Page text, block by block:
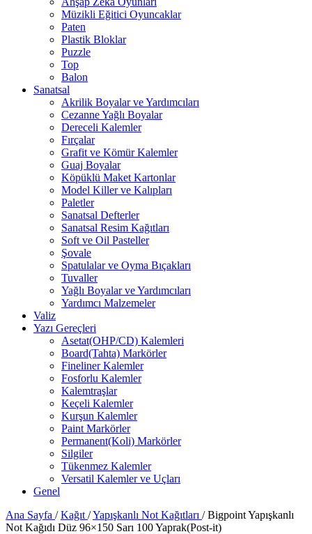
Müzikli Eğitici Oyuncaklar
Paten
Plastik Bloklar
Puzzle
Top
Balon
Sanatsal
Akrilik Boyalar ve Yardımcıları
Cezanne Yağlı Boyalar
Dereceli Kalemler
Fırçalar
Grafit ve Kömür Kalemler
Guaj Boyalar
Köpüklü Maket Kartonlar
Model Killer ve Kalıpları
Paletler
Sanatsal Defterler
Sanatsal Resim Kağıtları
Soft ve Oil Pasteller
Şovale
Spatulalar ve Oyma Bıçakları
Tuvaller
Yağlı Boyalar ve Yardımcıları
Yardımcı Malzemeler
Valiz
Yazı Gereçleri
Asetat(OHP/CD) Kalemleri
Board(Tahta) Markörler
Fineliner Kalemler
Fosforlu Kalemler
Kalemtraşlar
Keçeli Kalemler
Kurşun Kalemler
Paint Markörler
Permanent(Koli) Markörler
Silgiler
Tükenmez Kalemler
Versatil Kalemler ve Uçları
Genel
Ana Sayfa / Kağıt /Yapışkanlı Not Kağıtları / Bigpoint Yapışkanlı
Not Kağıdı Düz 96×150 Sarı 100 Yaprak(Post-it)